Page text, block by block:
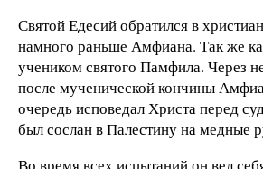
Святой Едесий обратился в
намного рань­ше Амфиана. Так же
учеником святого Памфила. Через
после мученической кончины
очередь исповедал Христа перед
был сослан в Палестину на медные
Во время всех испытаний он вел